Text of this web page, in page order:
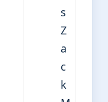
s
Z
a
c
k